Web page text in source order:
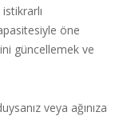
öne
güncellemek ve
veya ağınıza